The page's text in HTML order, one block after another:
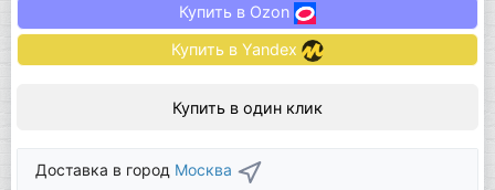
Купить в Ozon
Купить в Yandex
Купить в один клик
Доставка в город Москва